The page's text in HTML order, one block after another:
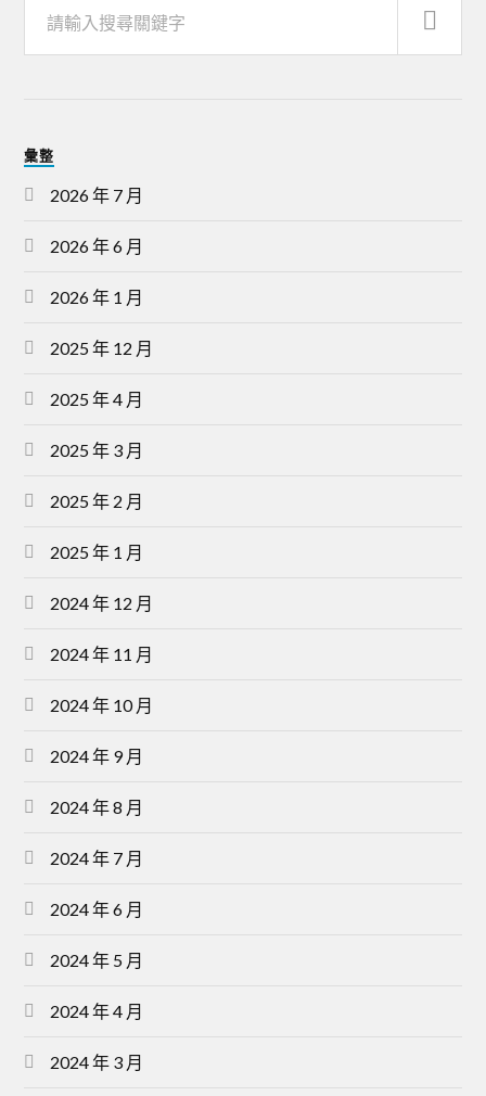
彙整
2026 年 7 月
2026 年 6 月
2026 年 1 月
2025 年 12 月
2025 年 4 月
2025 年 3 月
2025 年 2 月
2025 年 1 月
2024 年 12 月
2024 年 11 月
2024 年 10 月
2024 年 9 月
2024 年 8 月
2024 年 7 月
2024 年 6 月
2024 年 5 月
2024 年 4 月
2024 年 3 月